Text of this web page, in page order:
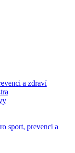
a zdraví
sport, prevenci a